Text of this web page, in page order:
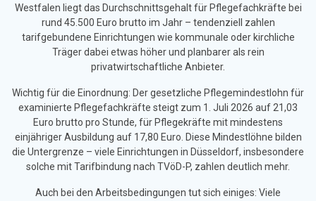
Westfalen liegt das Durchschnittsgehalt für Pflegefachkräfte bei
rund 45.500 Euro brutto im Jahr – tendenziell zahlen
tarifgebundene Einrichtungen wie kommunale oder kirchliche
Träger dabei etwas höher und planbarer als rein
privatwirtschaftliche Anbieter.
Wichtig für die Einordnung: Der gesetzliche Pflegemindestlohn für
examinierte Pflegefachkräfte steigt zum 1. Juli 2026 auf 21,03
Euro brutto pro Stunde, für Pflegekräfte mit mindestens
einjähriger Ausbildung auf 17,80 Euro. Diese Mindestlöhne bilden
die Untergrenze – viele Einrichtungen in Düsseldorf, insbesondere
solche mit Tarifbindung nach TVöD-P, zahlen deutlich mehr.
Auch bei den Arbeitsbedingungen tut sich einiges: Viele